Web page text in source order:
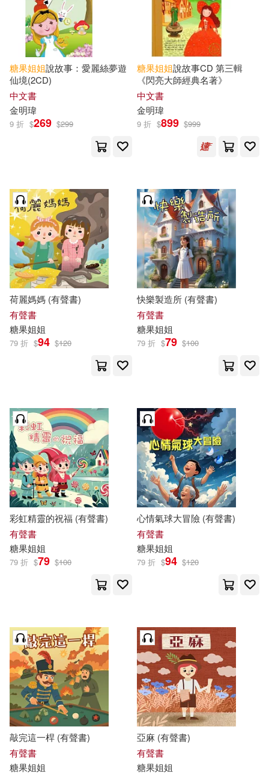
可港澳店取(18)
可新加坡店取(18)
可菲律賓店取(18)
其他
作者/演唱/譯/編/繪(188)
價格
範圍
糖果姐姐說故事：愛麗絲夢遊
仙境(2CD)
中文書
金明瑋
9 折 $269 $299
糖果姐姐說故事CD 第三輯
《閃亮大師經典名著》
中文書
金明瑋
9 折 $899 $999
荷麗媽媽 (有聲書)
有聲書
糖果姐姐
79 折 $94 $120
快樂製造所 (有聲書)
有聲書
糖果姐姐
79 折 $79 $100
彩虹精靈的祝福 (有聲書)
有聲書
糖果姐姐
79 折 $79 $100
心情氣球大冒險 (有聲書)
有聲書
糖果姐姐
79 折 $94 $120
敲完這一桿 (有聲書)
有聲書
糖果姐姐
亞麻 (有聲書)
有聲書
糖果姐姐